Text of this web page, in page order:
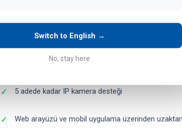
Çift bellek yuvası (64 GB opsiyonel)
GPS ve araç takip modülü
5 adede kadar IP kamera desteği
Web arayüzü ve mobil uygulama üzerinden
Switch to English →
No, stay here